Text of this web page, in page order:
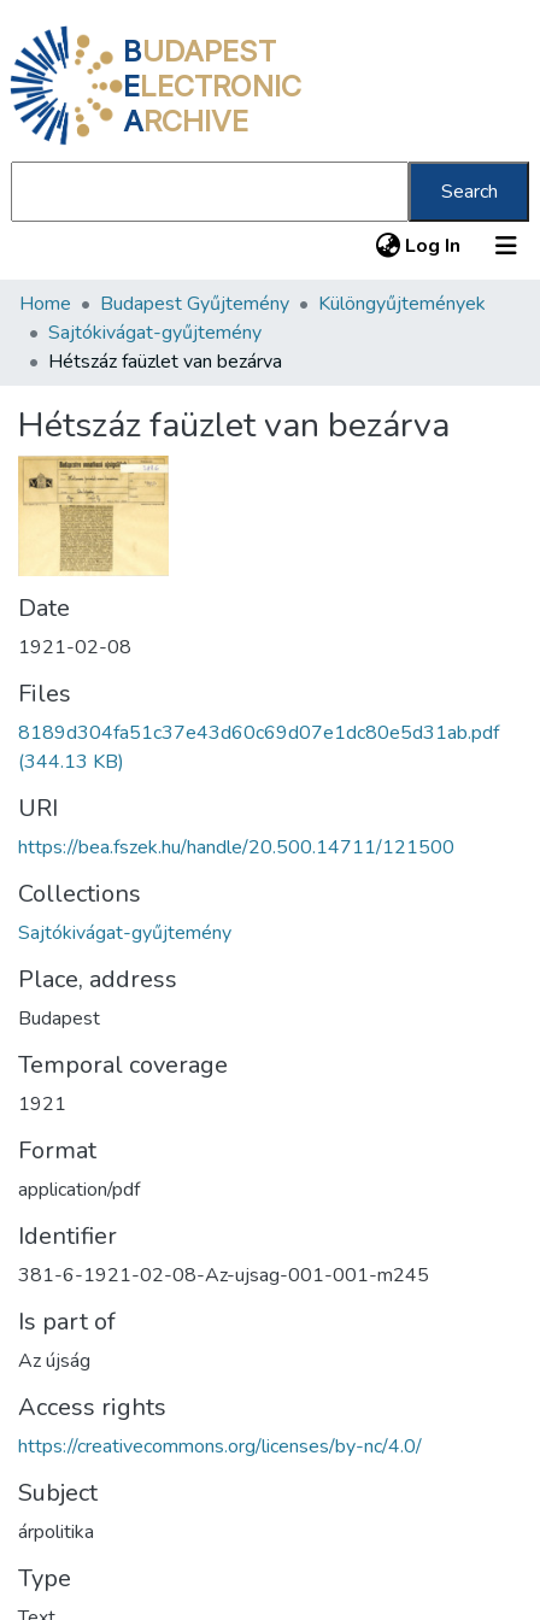
BUDAPEST
ELECTRONIC
ARCHIVE
Search
Log In (current)
Communities & Collections
All of DSpace
About us
Home Budapest Gyűjtemény
Különgyűjtemények
Sajtókivágat-gyűjtemény
Hétszáz faüzlet van bezárva
Hétszáz faüzlet van bezárva
Date
1921-02-08
Files
8189d304fa51c37e43d60c69d07e1dc80e5d31ab.pdf
(344.13 KB)
URI
https://bea.fszek.hu/handle/20.500.14711/121500
Collections
Sajtókivágat-gyűjtemény
Place, address
Budapest
Temporal coverage
1921
Format
application/pdf
Identifier
381-6-1921-02-08-Az-ujsag-001-001-m245
Is part of
Az újság
Access rights
https://creativecommons.org/licenses/by-nc/4.0/
Subject
árpolitika
Type